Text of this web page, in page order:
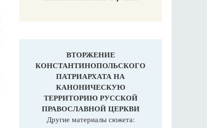
ВТОРЖЕНИЕ
КОНСТАНТИНОПОЛЬСКОГО
ПАТРИАРХАТА НА
КАНОНИЧЕСКУЮ
ТЕРРИТОРИЮ РУССКОЙ
ПРАВОСЛАВНОЙ ЦЕРКВИ
Другие материалы сюжета: